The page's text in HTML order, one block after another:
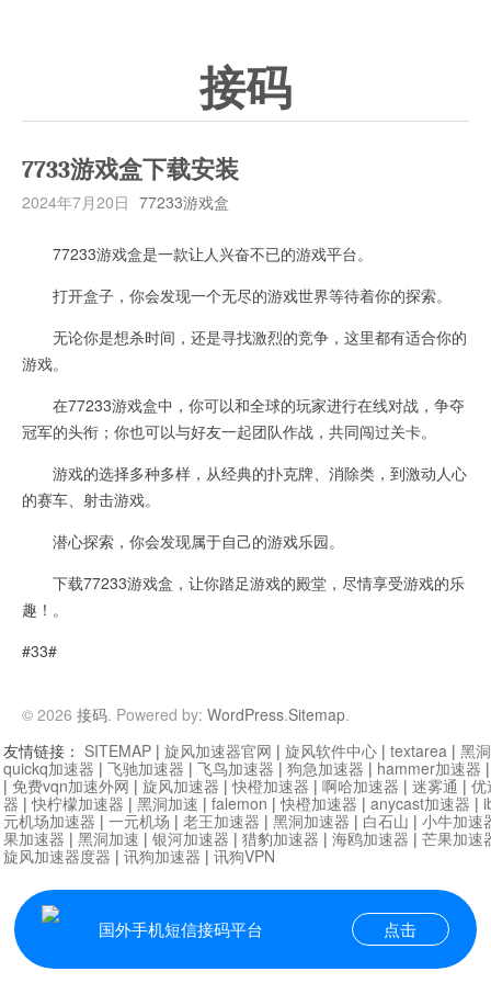
接码
7733游戏盒下载安装
2024年7月20日 77233游戏盒
77233游戏盒是一款让人兴奋不已的游戏平台。
打开盒子，你会发现一个无尽的游戏世界等待着你的探索。
无论你是想杀时间，还是寻找激烈的竞争，这里都有适合你的
游戏。
在77233游戏盒中，你可以和全球的玩家进行在线对战，争夺
冠军的头衔；你也可以与好友一起团队作战，共同闯过关卡。
游戏的选择多种多样，从经典的扑克牌、消除类，到激动人心
的赛车、射击游戏。
潜心探索，你会发现属于自己的游戏乐园。
下载77233游戏盒，让你踏足游戏的殿堂，尽情享受游戏的乐
趣！。
#33#
© 2026 接码. Powered by: WordPress.Sitemap.
国外手机短信接码平台 点击
友情链接： SITEMAP | 旋风加速器官网 | 旋风软件中心 | textarea | 黑
quickq加速器 | 飞驰加速器 | 飞鸟加速器 | 狗急加速器 | hammer加速器
| 免费vqn加速外网 | 旋风加速器 |快橙加速器 | 啊哈加速器 | 迷雾通 | 优
器 |快柠檬加速器 | 黑洞加速 | falemon |快橙加速器 | anycast加速器 |
元机场加速器 | 一元机场 | 老王加速器 | 黑洞加速器 | 白石山 | 小牛加速
果加速器 | 黑洞加速 | 银河加速器 | 猎豹加速器 | 海鸥加速器 | 芒果加速
旋风加速器度器 | 讯狗加速器 | 讯狗VPN